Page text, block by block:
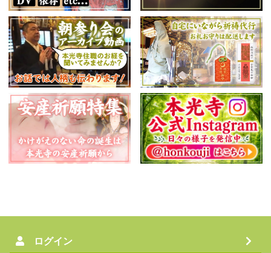
ログイン